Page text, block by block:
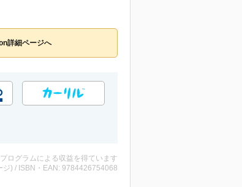
詳細ページへ
ログラムによる収益を得ています
) / ISBN・EAN: 9784426754068